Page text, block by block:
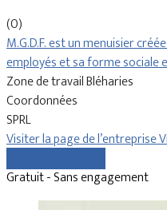
(0)
M.G.D.F. est un menuisier
employés et sa forme sociale
Zone de travail Bléharies
Coordonnées
SPRL
Visiter la page de l’entreprise
Gratuit - Sans engagement